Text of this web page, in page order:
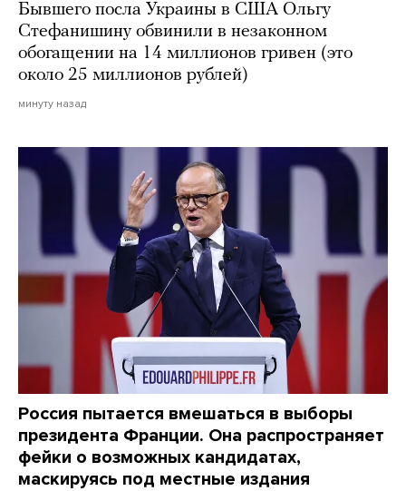
Бывшего посла Украины в США Ольгу
Стефанишину обвинили в незаконном
обогащении на 14 миллионов гривен (это
около 25 миллионов рублей)
минуту назад
Россия пытается вмешаться в выборы
президента Франции. Она распространяет
фейки о возможных кандидатах,
маскируясь под местные издания